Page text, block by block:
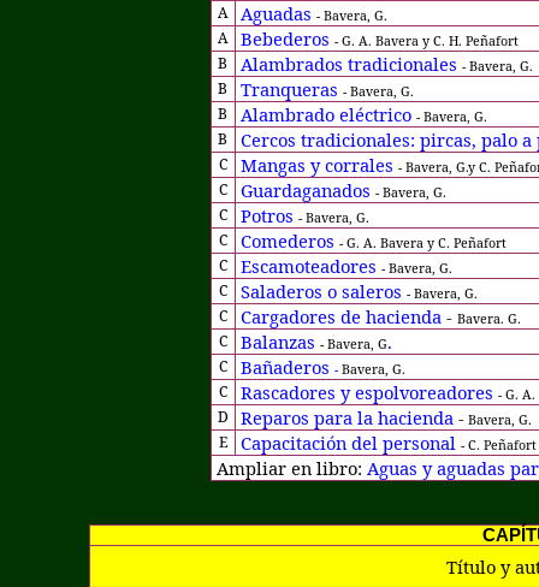
A Aguadas - Bavera, G.
A Bebederos- G. A. Bavera y C. H. Peñafort
B Alambrados tradicionales- Bavera, G.
B Tranqueras - Bavera, G.
B Alambrado eléctrico - Bavera, G.
B Cercos tradicionales: pircas, palo
C Mangas y corrales- Bavera, G.y C.
C Guardaganados- Bavera, G.
C Potros- Bavera, G.
C Comederos- G. A. Bavera y C. Peñafort
C Escamoteadores- Bavera, G.
C Saladeros o saleros- Bavera, G.
C Cargadores de hacienda-Bavera. G.
C Balanzas- Bavera, G.
C Bañaderos- Bavera, G.
C Rascadores y espolvoreadores- G.
D Reparos para la hacienda- Bavera, G.
E Capacitación del personal- C. Peñafort
Ampliar en libro:Aguas y aguadas
Título y